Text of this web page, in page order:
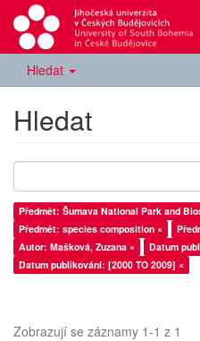
Hledat
Hledat
Předmět: Šumava National Park and
Předmět: species composition ×
Autor: Mašková, Zuzana ×
Datum
Datum publikování: [2000 TO 2009] ×
Zobrazují se záznamy 1-1 z 1